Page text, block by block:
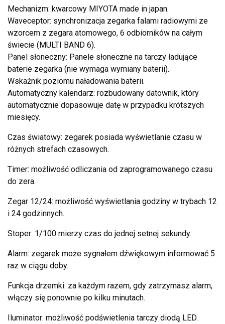
Mechanizm: kwarcowy MIYOTA made in japan.
Waveceptor: synchronizacja zegarka falami radiowymi ze
wzorcem z zegara atomowego, 6 odbiorników na całym
świecie (MULTI BAND 6).
Panel słoneczny: Panele słoneczne na tarczy ładujące
baterie zegarka (nie wymaga wymiany baterii).
Wskaźnik poziomu naładowania baterii.
Automatyczny kalendarz: rozbudowany datownik, który
automatycznie dopasowuje datę w przypadku krótszych
miesięcy.
Czas światowy: zegarek posiada wyświetlanie czasu w
różnych strefach czasowych.
Timer: możliwość odliczania od zaprogramowanego czasu
do zera.
Zegar 12/24: możliwość wyświetlania godziny w trybach 12
i 24 godzinnych.
Stoper: 1/100 mierzy czas do jednej setnej sekundy.
Alarm: zegarek może sygnałem dźwiękowym informować 5
raz w ciągu doby.
Funkcja drzemki: za każdym razem, gdy zatrzymasz alarm,
włączy się ponownie po kilku minutach.
Iluminator: możliwość podświetlenia tarczy diodą LED.